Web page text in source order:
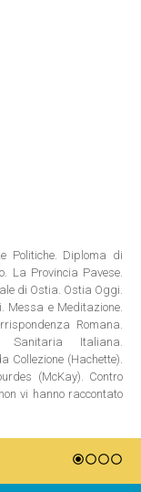
Politiche. Diploma di
La Provincia Pavese.
di Ostia. Ostia Oggi.
Messa e Meditazione.
Romana.
Sanitaria Italiana.
Collezione (Hachette).
(McKay). Contro
vi hanno raccontato